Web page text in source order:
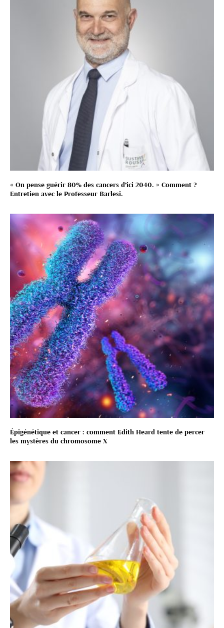
« On pense guérir 80% des cancers d’ici 2040. » Comment ?
Entretien avec le Professeur Barlesi.
Épigénétique et cancer : comment Edith Heard tente de percer
les mystères du chromosome X